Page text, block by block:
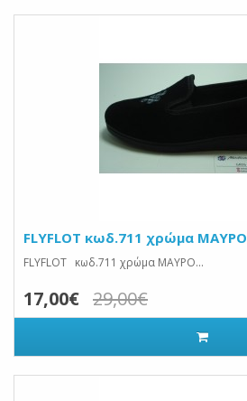
FLYFLOT κωδ.711 χρώμα ΜΑΥΡΟ
FLYFLOT κωδ.711 χρώμα ΜΑΥΡΟ...
17,00€ 29,00€